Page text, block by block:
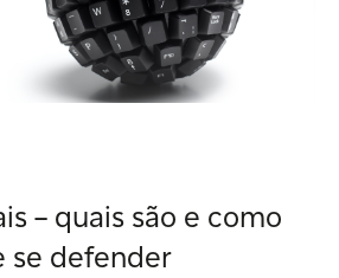
– quais são e como
se defender